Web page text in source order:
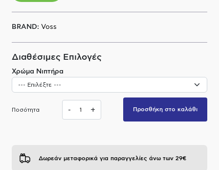
Α.Μ.Ε.Α
BRAND: Voss
Διαθέσιμες Επιλογές
Χρώμα Νιπτήρα
Ποσότητα - + Προσθήκη στο καλάθι
Δωρεάν μεταφορικά για παραγγελίες άνω των 29€